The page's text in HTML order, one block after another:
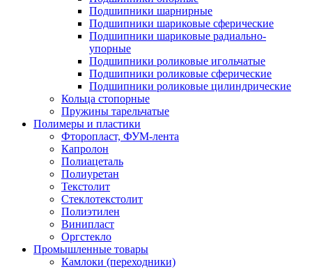
Подшипники шарнирные
Подшипники шариковые сферические
Подшипники шариковые радиально-
упорные
Подшипники роликовые игольчатые
Подшипники роликовые сферические
Подшипники роликовые цилиндрические
Кольца стопорные
Пружины тарельчатые
Полимеры и пластики
Фторопласт, ФУМ-лента
Капролон
Полиацеталь
Полиуретан
Текстолит
Стеклотекстолит
Полиэтилен
Винипласт
Оргстекло
Промышленные товары
Камлоки (переходники)